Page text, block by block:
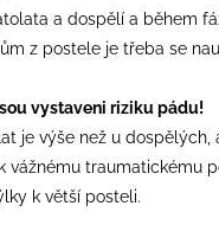
a dospělí a během
z postele je třeba se
vystaveni riziku pádu!
je výše než u
vážnému traumatickému
k větší posteli.